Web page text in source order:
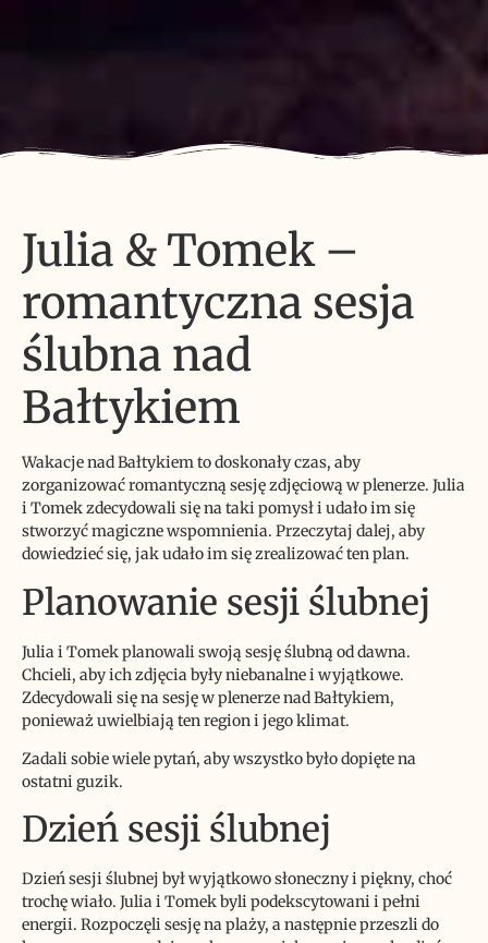
Julia & Tomek –
romantyczna sesja
ślubna nad
Bałtykiem
Wakacje nad Bałtykiem to doskonały czas, aby
zorganizować romantyczną sesję zdjęciową w plenerze. Julia
i Tomek zdecydowali się na taki pomysł i udało im się
stworzyć magiczne wspomnienia. Przeczytaj dalej, aby
dowiedzieć się, jak udało im się zrealizować ten plan.
Planowanie sesji ślubnej
Julia i Tomek planowali swoją sesję ślubną od dawna.
Chcieli, aby ich zdjęcia były niebanalne i wyjątkowe.
Zdecydowali się na sesję w plenerze nad Bałtykiem,
ponieważ uwielbiają ten region i jego klimat.
Zadali sobie wiele pytań, aby wszystko było dopięte na
ostatni guzik.
Dzień sesji ślubnej
Dzień sesji ślubnej był wyjątkowo słoneczny i piękny, choć
trochę wiało. Julia i Tomek byli podekscytowani i pełni
energii. Rozpoczęli sesję na plaży, a następnie przeszli do